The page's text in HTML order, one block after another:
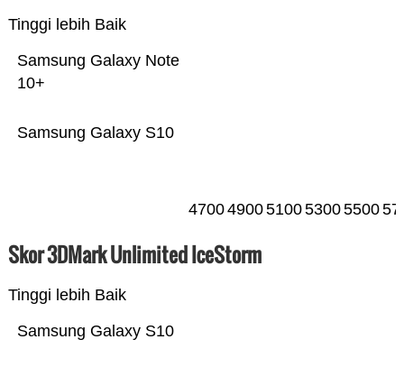
Tinggi lebih Baik
Samsung Galaxy S10
Samsung Galaxy Note
10+
47004900510053005500
Skor 3DMark Unlimited IceStorm
Tinggi lebih Baik
Samsung Galaxy S10